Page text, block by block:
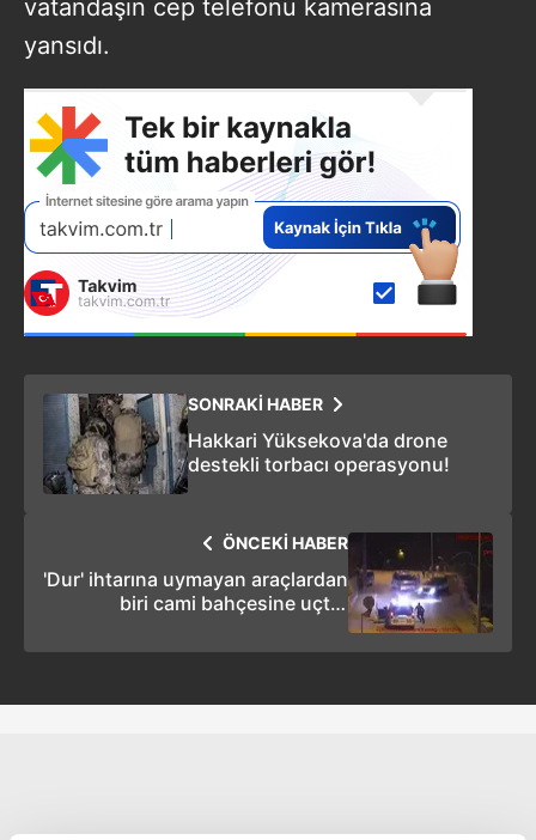
vatandaşın cep telefonu kamerasına
yansıdı.
SONRAKİ HABER
Hakkari Yüksekova'da drone
destekli torbacı operasyonu!
ÖNCEKİ HABER
'Dur' ihtarına uymayan araçlardan
biri cami bahçesine uçtu,